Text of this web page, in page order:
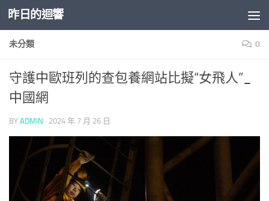
Skip to content
昨日的迴響
未分類 0
守護中歐班列的查包養網站比擬“女飛人”_
中國網
BY ADMIN · 2024 年 7 月 26 日